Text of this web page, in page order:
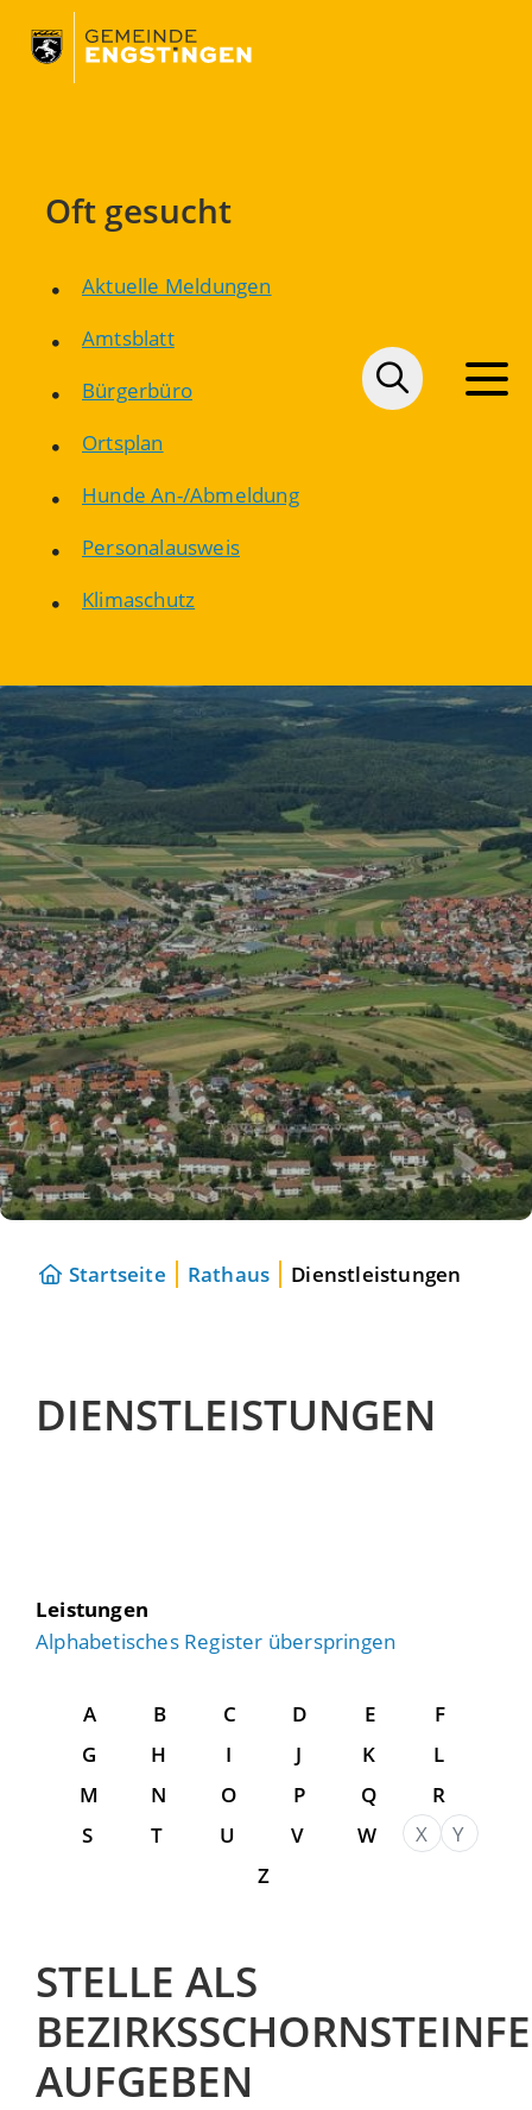
Oft gesucht
Aktuelle Meldungen
Amtsblatt
Bürgerbüro
Ortsplan
Hunde An-/Abmeldung
Personalausweis
Klimaschutz
Startseite Rathaus Dienstleistungen
DIENSTLEISTUNGEN
Leistungen
Alphabetisches Register überspringen
A B C D E
F
G
H I J K
L
M
N O P Q
R
S
T U V W X
Y
Z
STELLE ALS
AUFGEBEN